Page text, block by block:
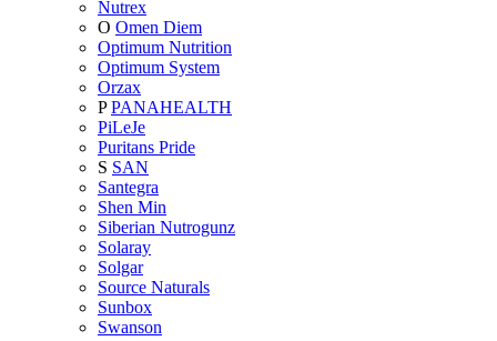
Nutrex
O Omen Diem
Optimum Nutrition
Optimum System
Orzax
P PANAHEALTH
PiLeJe
Puritans Pride
S SAN
Santegra
Shen Min
Siberian Nutrogunz
Solaray
Solgar
Source Naturals
Sunbox
Swanson